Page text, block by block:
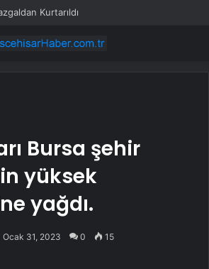
Kurtarıldı
Bursa şehir
yüksek
yağdı.
Ocak 31, 2023 0 15